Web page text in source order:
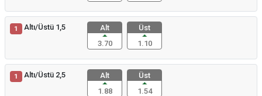
1 Altı/Üstü 1,5
Alt
3.70
Üst
1.10
1 Altı/Üstü 2,5
Alt
1.88
Üst
1.54